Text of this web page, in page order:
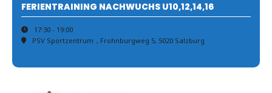
FERIENTRAINING NACHWUCHS U10,12,14,16
17:30 - 19:00
PSV Sportzentrum , Frohnburgweg 5, 5020 Salzburg